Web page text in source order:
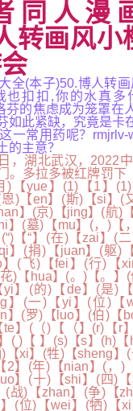
同人漫
转画风小
全(本子)50.博人转
也扣扣,你的水真多
的焦虑成为笼罩在
如此紧缺，究竟是卡
一常用药呢？rmjrlv-
的主意？
，湖北武汉，2022
。 多拉多被红牌罚
)【yue】(1)【1】
)【en】(斯)【si】(
】(京)【jing】(航)
】(墓)【mu】(，)【
【“】(在)【zai】(
】(捐)【juan】(躯)
】(飞)【fei】(行)【
花)【hua】(。)【。】
yi】(的)【de】(是)
】(一)【yi】(位)
】(罗)【luo】(伯)【
】(（)【（】(r)【r
( )【 】(s)【s】(h)
)【xi】(牲)【sheng
2】(年)【nian】(，)
】(十)【shi】(四)
(战)【zhan】(争)【
(位)【wei】(牺)【